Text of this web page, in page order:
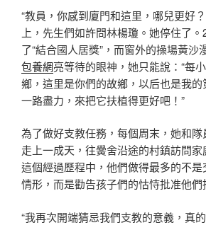
“教員，你感到廈門和這里，哪兒更好
上，先生們如許問林楊瓊。她停住了
了“結合國人居獎”，而窗外的操場黃沙
包養網亮等待的眼神，她只能說：“每
鄉，這里是你們的故鄉，以后也是我
一路盡力，來把它扶植得更好吧！”
為了做好支教任務，每個周末，她和隊
走上一成天，往黌舍沿途的村鎮訪問
這個經過歷程中，他們做得最多的不
情形，而是勸告孩子們的怙恃批准他們
“我再次開端猜忌我們支教的意義，真